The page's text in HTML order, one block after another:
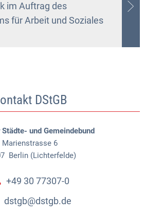
im Auftrag des
für Arbeit und Soziales
DStGB
und Gemeindebund
Marienstrasse 6
Berlin (Lichterfelde)
+49 30 77307-0
dstgb@dstgb.de